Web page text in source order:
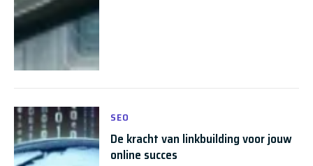
SEO
De kracht van linkbuilding voor jouw
online succes